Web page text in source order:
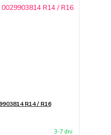
R14 / R16
3-7 dni